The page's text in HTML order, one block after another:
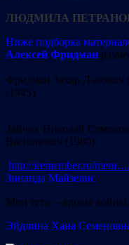
ЛЮДМИЛА
Ниже подборка
Алексей Фридман
Фридман Захар
(1945)
Зайчик Николай
Васильевич (1980)
http://iremember.ru/
Зинаида Майзелис:
Мои тети – вдовы войны.
Эйдлина Хана